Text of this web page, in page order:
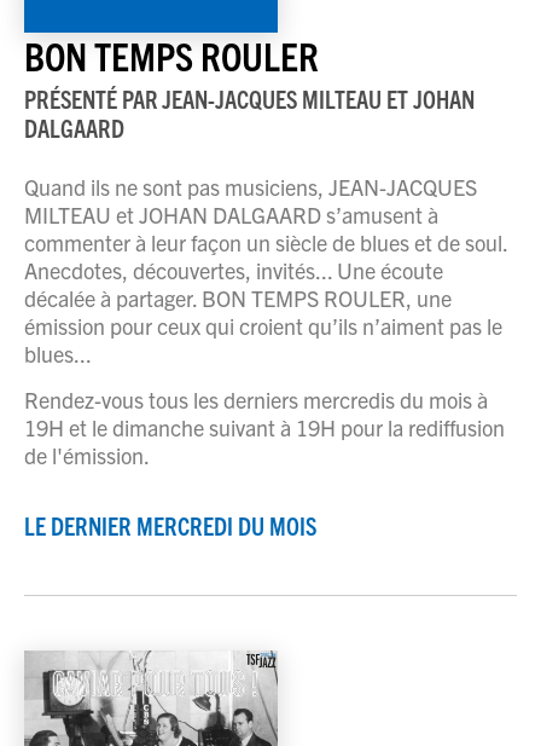
BON TEMPS ROULER
PRÉSENTÉ PARJEAN-JACQUES MILTEAU ET JOHAN
DALGAARD
Quand ils ne sont pas musiciens, JEAN-JACQUES
MILTEAU et JOHAN DALGAARD s’amusent à
commenter à leur façon un siècle de blues et de soul.
Anecdotes, découvertes, invités... Une écoute
décalée à partager. BON TEMPS ROULER, une
émission pour ceux qui croient qu’ils n’aiment pas le
blues...
Rendez-vous tous les derniers mercredis du mois à
19H et le dimanche suivant à 19H pour la rediffusion
de l'émission.
LE DERNIER MERCREDI DU MOIS